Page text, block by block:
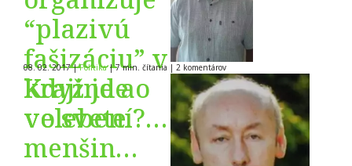
“plazivú
fašizáciu” v
krajine a
vo svete ?
Časť XV.
08. 02. 2017| Politika |7 min. čítania | 2 komentárov
Když jde o
velebení
menšin…